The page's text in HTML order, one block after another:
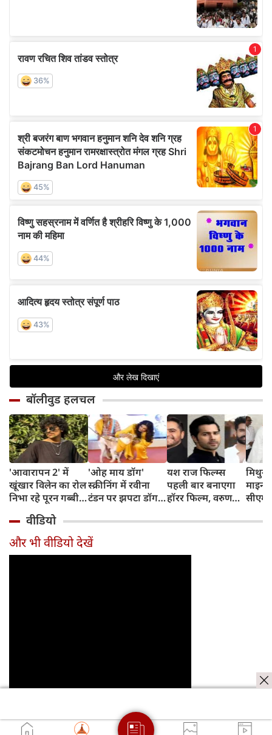
बॉलीवुड हलचल
'आवारापन 2' में
खूंखार विलेन का रोल
निभा रहे पूरन गब्बी
संग है खास रिश्ता
'ओह माय डॉग'
स्क्रीनिंग में रवीना
टंडन पर झपटा डॉग,
ने ऐसे दिखाई
दरियादिली
यश राज फिल्म्स
पहली बार बनाएगा
हॉरर फिल्म, वरुण
रोल
मिथुन
सीएम
पहुंचे
वीडियो
और भी वीडियो देखें
जरूर पढ़ें